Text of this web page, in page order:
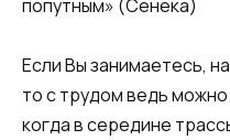
попутным» (Сенека)
Если Вы занимаетесь,
то с трудом ведь
когда в середине